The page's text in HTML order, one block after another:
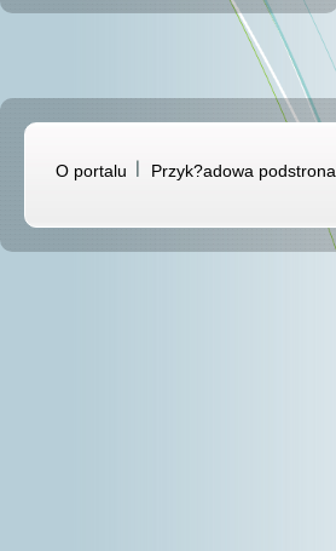
O portalu Przyk?adowa podstrona